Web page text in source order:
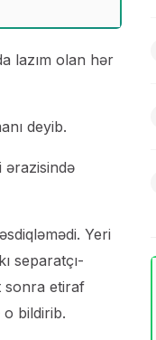
lazım olan hər
deyib.
ərazisində
Yeri
separatçı-
sonra etiraf
o bildirib.